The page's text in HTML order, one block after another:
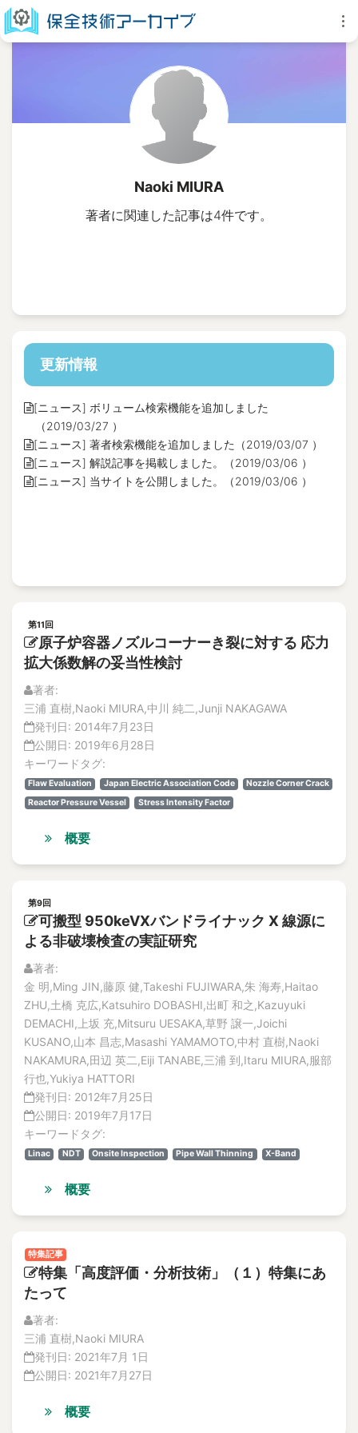
Naoki MIURA
著者に関連した記事は4件です。
更新情報
[ニュース] ボリューム検索機能を追加しました
（2019/03/27 ）
[ニュース] 著者検索機能を追加しました（2019/03/07 ）
[ニュース] 解説記事を掲載しました。（2019/03/06 ）
[ニュース] 当サイトを公開しました。（2019/03/06 ）
第11回
原子炉容器ノズルコーナーき裂に対する 応力
拡大係数解の妥当性検討
著者:
三浦 直樹,Naoki MIURA,中川 純二,Junji NAKAGAWA
発刊日: 2014年7月23日
公開日: 2019年6月28日
キーワードタグ:
Flaw Evaluation Japan Electric Association Code
Nozzle Corner Crack
Reactor Pressure Vessel
Stress Intensity Factor
概要
第9回
可搬型 950keVXバンドライナック X 線源に
よる非破壊検査の実証研究
著者:
金 明,Ming JIN,藤原 健,Takeshi FUJIWARA,朱 海寿,Haitao
ZHU,土橋 克広,Katsuhiro DOBASHI,出町 和之,Kazuyuki
DEMACHI,上坂 充,Mitsuru UESAKA,草野 譲一,Joichi
KUSANO,山本 昌志,Masashi YAMAMOTO,中村 直樹,Naoki
NAKAMURA,田辺 英二,Eiji TANABE,三浦 到,Itaru MIURA,服部
行也,Yukiya HATTORI
発刊日: 2012年7月25日
公開日: 2019年7月17日
キーワードタグ:
Linac NDT Onsite Inspection Pipe Wall Thinning X-Band
概要
特集記事
特集「高度評価・分析技術」（１）特集にあ
たって
著者:
三浦 直樹,Naoki MIURA
発刊日: 2021年7月 1日
公開日: 2021年7月27日
概要